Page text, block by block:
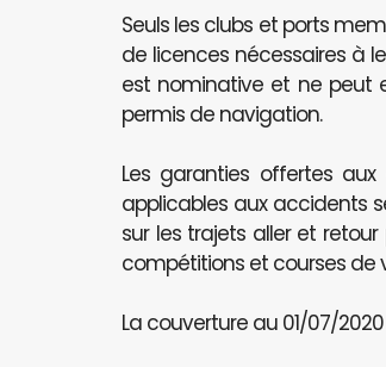
Seuls les clubs et ports
de licences nécessaires à
est nominative et ne peut
permis de navigation.
Les garanties offertes
applicables aux accidents
sur les trajets aller et retour
compétitions et courses de
La couverture au 01/07/